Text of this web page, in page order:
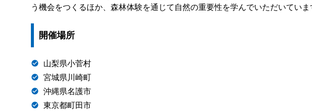
う機会をつくるほか、森林体験を通じて自然の重要性を学んでいただいていま
開催場所
山梨県小菅村
宮城県川崎町
沖縄県名護市
東京都町田市